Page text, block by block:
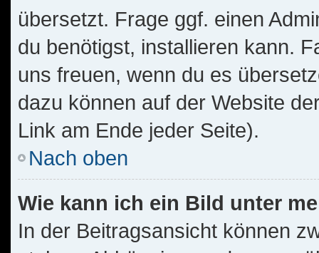
übersetzt. Frage ggf. einen
du benötigst, installieren kann.
uns freuen, wenn du es
dazu können auf der Website
Link am Ende jeder Seite).
Nach oben
Wie kann ich ein Bild unter
In der Beitragsansicht können